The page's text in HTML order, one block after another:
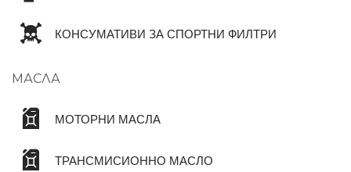
КОНСУМАТИВИ ЗА СПОРТНИ ФИЛТРИ
МАСЛА
МОТОРНИ МАСЛА
ТРАНСМИСИОННО МАСЛО